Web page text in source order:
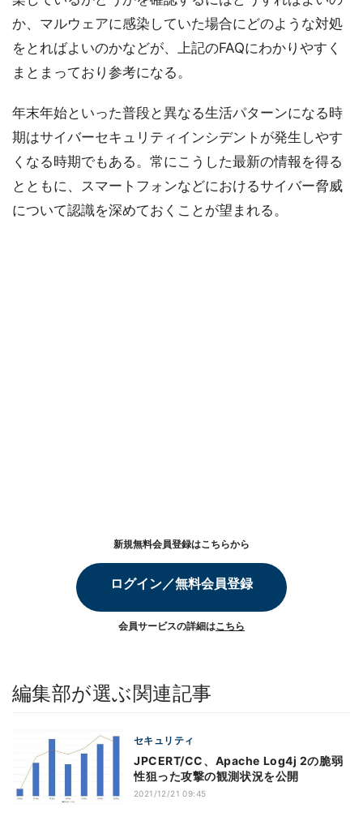
か、マルウェアに感染していた場合にどのような対処
をとればよいのかなどが、上記のFAQにわかりやすく
まとまっており参考になる。
年末年始といった普段と異なる生活パターンになる時
期はサイバーセキュリティインシデントが発生しやす
くなる時期でもある。常にこうした最新の情報を得る
とともに、スマートフォンなどにおけるサイバー脅威
について認識を深めておくことが望まれる。
新規無料会員登録はこちらから
ログイン／無料会員登録
会員サービスの詳細はこちら
編集部が選ぶ関連記事
セキュリティ
JPCERT/CC、Apache Log4j 2の脆弱
性狙った攻撃の観測状況を公開
2021/12/21 09:45